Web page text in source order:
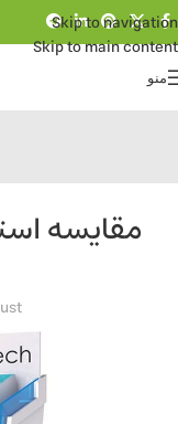
Skip to navigation
Skip to main content
منو
مقایسه